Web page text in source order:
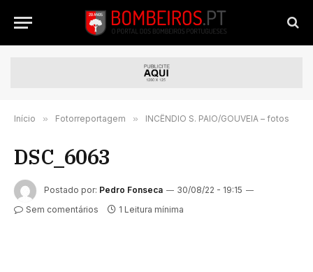
Início » Fotorreportagem » INCÊNDIO S. PAIO/GOUVEIA – fotos
DSC_6063
Postado por: Pedro Fonseca
30/08/22 - 19:15
Sem comentários
1 Leitura mínima